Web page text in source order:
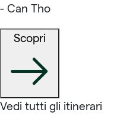
- Can Tho
Scopri
Vedi tutti gli itinerari